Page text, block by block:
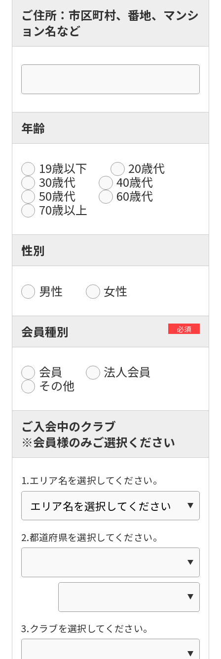
ご住所：市区町村、番地、マンシ
ョン名など
年齢
19歳以下
20歳代
30歳代
40歳代
50歳代
60歳代
70歳以上
性別
男性 女性
会員種別 必須
会員
法人会員
その他
ご入会中のクラブ
※会員様のみご選択ください
1.エリア名を選択してください。
2.都道府県を選択してください。
3.クラブを選択してください。
For
foreigners
Central
Sports
website
is
automatically
translated
into
English.
Click
the
link
return